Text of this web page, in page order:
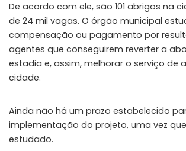
De acordo com ele, são 101 abrigos na
de 24 mil vagas. O órgão municipal
compensação ou pagamento por
agentes que conseguirem reverter a
estadia e, assim, melhorar o serviço de
cidade.
Ainda não há um prazo estabelecido
implementação do projeto, uma vez
estudado.